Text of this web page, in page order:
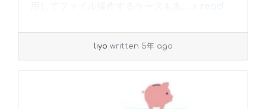
read
liyo written 5年 ago